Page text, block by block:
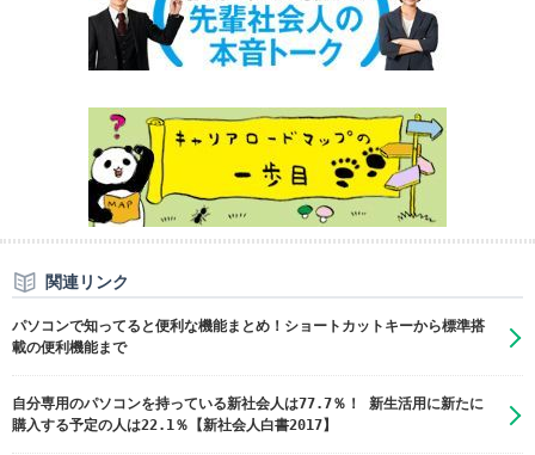
関連リンク
パソコンで知ってると便利な機能まとめ！ショートカットキーから標準搭
載の便利機能まで
自分専用のパソコンを持っている新社会人は77.7％！ 新生活用に新たに
購入する予定の人は22.1％【新社会人白書2017】